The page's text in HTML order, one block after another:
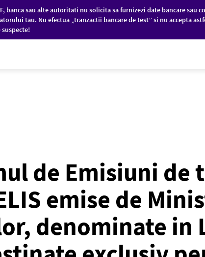
banca sau alte autoritati nu solicita sa furnizezi date bancare sau
tau. Nu efectua „tranzactii bancare de test” si nu accepta
PERSOANE FIZICE
de Emisiuni de
emise de
denominate in